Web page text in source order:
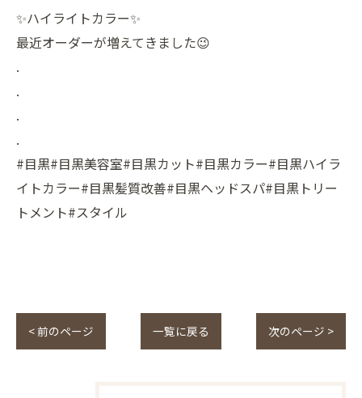
✨ハイライトカラー✨
最近オーダーが増えてきました😉
.
.
.
.
#目黒#目黒美容室#目黒カット#目黒カラー#目黒ハイラ
イトカラー#目黒髪質改善#目黒ヘッドスパ#目黒トリー
トメント#スタイル
< 前のページ 一覧に戻る 次のページ >